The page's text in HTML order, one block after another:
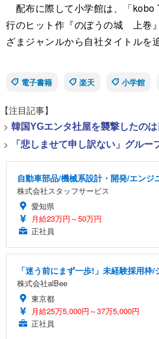
配布に際して小学館は、「kobo
行のヒット作『のぼうの城 上巻
ざまジャンルから自社タイトルを
電子書籍
楽天 小学館
【注目記事】
> 韓国YGエンタ社屋を襲撃したの
> 「悲しませて申し訳ない」グル
自動車部品/機械系設計・開発/エンジ
株式会社スタッフサービス
愛知県
月給23万円～50万円
正社員
「迷う前にまず一歩!」未経験採用
株式会社alBee
東京都
月給25万5,000円～37万5,000円
正社員